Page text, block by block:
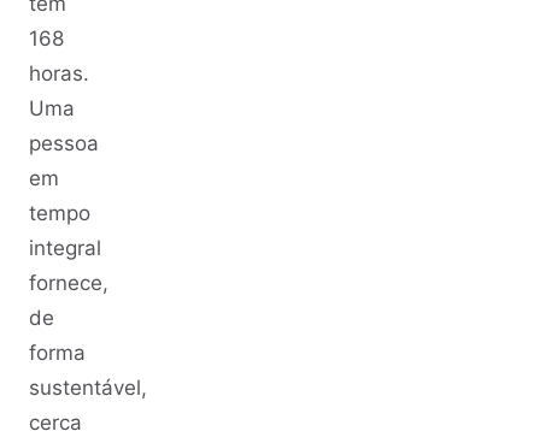
168
horas.
Uma
pessoa
em
tempo
integral
fornece,
de
forma
sustentável,
cerca